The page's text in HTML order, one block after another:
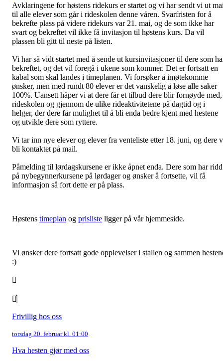
Avklaringene for høstens ridekurs er startet og vi har sendt vi ut
til alle elever som går i rideskolen denne våren. Svarfristen for å
bekrefte plass på videre ridekurs var 21. mai, og de som ikke har
svart og bekreftet vil ikke få invitasjon til høstens kurs. Da vil
plassen bli gitt til neste på listen.
Vi har så vidt startet med å sende ut kursinvitasjoner til dere som
bekreftet, og det vil foregå i ukene som kommer. Det er fortsatt en
kabal som skal landes i timeplanen. Vi forsøker å imøtekomme
ønsker, men med rundt 80 elever er det vanskelig å løse alle saker
100%. Uansett håper vi at dere får et tilbud dere blir fornøyde
rideskolen og gjennom de ulike rideaktivitetene på dagtid og i
helger, der dere får mulighet til å bli enda bedre kjent med hestene
og utvikle dere som ryttere.
Vi tar inn nye elever og elever fra venteliste etter 18. juni, og dere
bli kontaktet på mail.
Påmelding til lørdagskursene er ikke åpnet enda. Dere som har ridd
på nybegynnerkursene på lørdager og ønsker å fortsette, vil få
informasjon så fort dette er på plass.
Høstens timeplan og prisliste ligger på vår hjemmeside.
Vi ønsker dere fortsatt gode opplevelser i stallen og sammen
:)
Frivillig hos oss
torsdag 20. februar kl. 01:00
Hva hesten gjør med oss